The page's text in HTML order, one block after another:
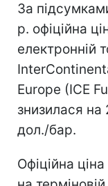
За
р. офіційна
електронній
Europe (IСE
знизилася на
дол./бар.
Офіційна